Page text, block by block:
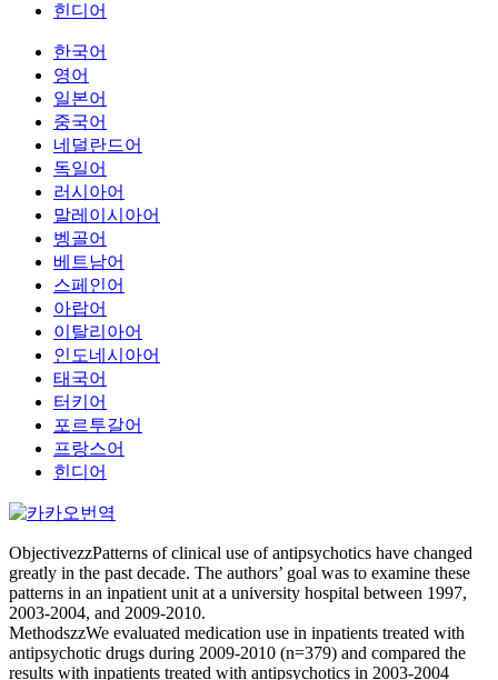
힌디어
한국어
영어
일본어
중국어
네덜란드어
독일어
러시아어
말레이시아어
벵골어
베트남어
스페인어
아랍어
이탈리아어
인도네시아어
태국어
터키어
포르투갈어
프랑스어
힌디어
ObjectivezzPatterns of clinical use of antipsychotics have changed
greatly in the past decade. The authors’ goal was to examine these
patterns in an inpatient unit at a university hospital between 1997,
2003-2004, and 2009-2010.
MethodszzWe evaluated medication use in inpatients treated with
antipsychotic drugs during 2009-2010 (n=379) and compared the
results with inpatients treated with antipsychotics in 2003-2004